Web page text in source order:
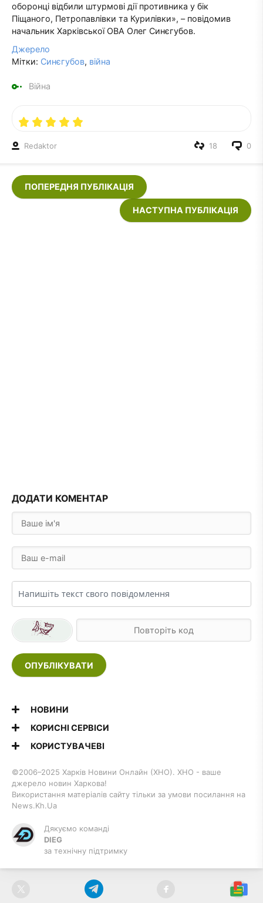
оборонці відбили штурмові дії противника у бік
Піщаного, Петропавлівки та Курилівки», – повідомив
начальник Харківської ОВА Олег Синєгубов.
Джерело
Мітки: Синєгубов, війна
Війна
Redaktor 0
18
ПОПЕРЕДНЯ ПУБЛІКАЦІЯ
НАСТУПНА ПУБЛІКАЦІЯ
ДОДАТИ КОМЕНТАР
ОПУБЛІКУВАТИ
НОВИНИ
КОРИСНІ СЕРВІСИ
КОРИСТУВАЧЕВІ
©2006–2025 Харків Новини Онлайн (ХНО). ХНО - ваше
джерело новин Харкова!
Використання матеріалів сайту тільки за умови посилання на
News.Kh.Ua
Дякуємо команді
DIEG
за технічну підтримку